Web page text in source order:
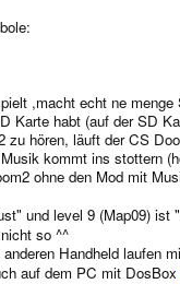
,macht echt ne
Karte habt (auf der SD
zu hören, läuft der CS
kommt ins stottern
ohne den Mod mit
und level 9 (Map09) ist
so ^^
Handheld laufen
auf dem PC mit DosBox